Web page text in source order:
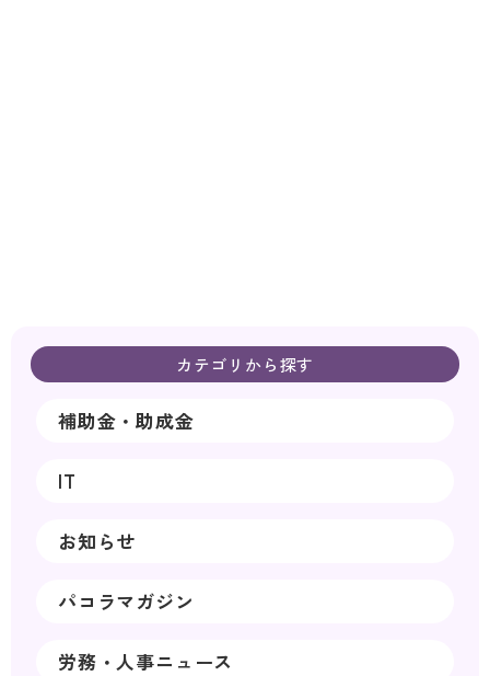
カテゴリから探す
補助金・助成金
IT
お知らせ
パコラマガジン
労務・人事ニュース